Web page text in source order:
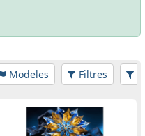
Modeles Filtres